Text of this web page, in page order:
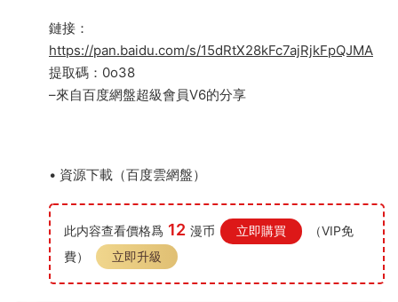
鏈接：
https://pan.baidu.com/s/15dRtX28kFc7ajRjkFpQJMA
提取碼：0o38
–來自百度網盤超級會員V6的分享
• 資源下載（百度雲網盤）
此内容查看價格爲 12 漫币 立即購買
（VIP免
費）
立即升級